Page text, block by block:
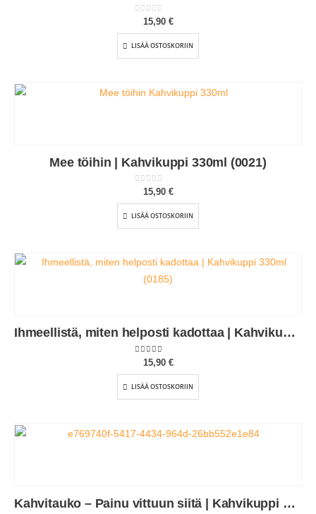
out of 5
15,90 €
LISÄÄ OSTOSKORIIN
Mee töihin | Kahvikuppi 330ml (0021)
out of 5
15,90 €
LISÄÄ OSTOSKORIIN
Ihmeellistä, miten helposti kadottaa | Kahvikuppi 330ml (0185)
5.00out of 5
15,90 €
LISÄÄ OSTOSKORIIN
Kahvitauko – Painu vittuun siitä | Kahvikuppi 330ml (0099)